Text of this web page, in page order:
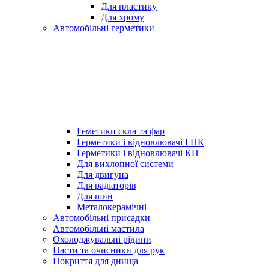
Для пластику
Для хрому
Автомобільні герметики
Геметики скла та фар
Герметики і відновлювачі ГПК
Герметики і відновлювачі КП
Для вихлопної системи
Для двигуна
Для радіаторів
Для шин
Металокерамічні
Автомобільні присадки
Автомобільні мастила
Охолоджувальні рідини
Пасти та очисники для рук
Покриття для днища